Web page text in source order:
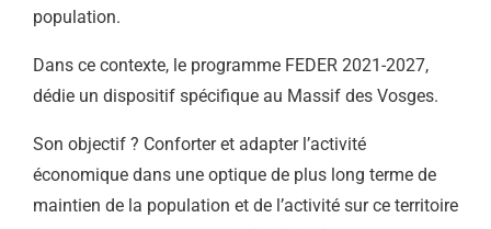
population.
Dans ce contexte, le programme FEDER 2021-2027,
dédie un dispositif spécifique au Massif des Vosges.
Son objectif ? Conforter et adapter l’activité
économique dans une optique de plus long terme de
maintien de la population et de l’activité sur ce territoire